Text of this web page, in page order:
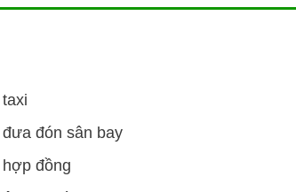
đón sân bay
đồng